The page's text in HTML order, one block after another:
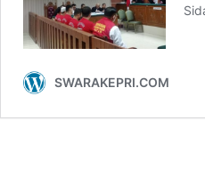
SWARAKEPRI.COM